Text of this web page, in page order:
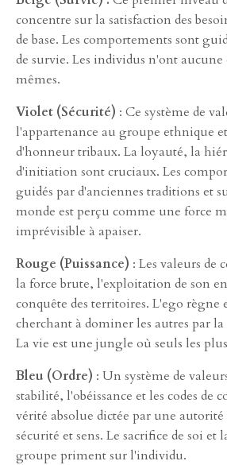
concentre sur la satisfaction des
de base. Les comportements sont
de survie. Les individus n'ont aucune
mêmes.
Violet (Sécurité) : Ce système de
l'appartenance au groupe ethnique et
d'honneur tribaux. La loyauté, la
d'initiation sont cruciaux. Les
guidés par d'anciennes traditions et
monde est perçu comme une force
imprévisible à apaiser.
Rouge (Puissance) : Les valeurs de
la force brute, l'exploitation de son
conquête des territoires. L'ego règne
cherchant à dominer les autres par
La vie est une jungle où seuls les
Bleu (Ordre) : Un système de
stabilité, l'obéissance et les codes de
vérité absolue dictée par une
sécurité et sens. Le sacrifice de soi et
groupe priment sur l'individu.